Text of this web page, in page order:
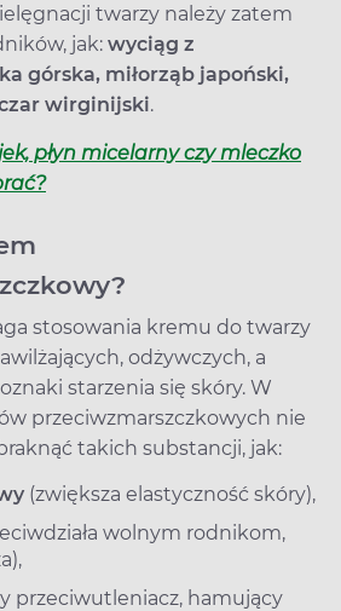
twarzy należy zatem
jak: wyciąg z
górska, miłorząb japoński,
wirginijski.
płyn micelarny czy mleczko
stosowania kremu do twarzy
odżywczych, a
starzenia się skóry. W
przeciwzmarszczkowych nie
takich substancji, jak:
(zwiększa elastyczność skóry),
wolnym rodnikom,
przeciwutleniacz, hamujący